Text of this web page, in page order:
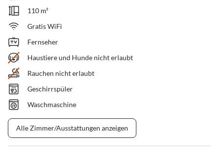
110 m²
Gratis WiFi
Fernseher
Haustiere und Hunde nicht erlaubt
Rauchen nicht erlaubt
Geschirrspüler
Waschmaschine
Alle Zimmer/Ausstattungen anzeigen